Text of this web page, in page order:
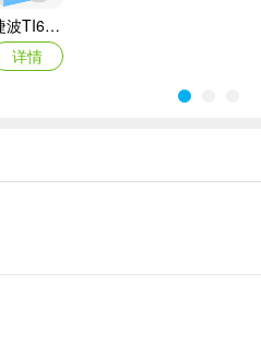
捷波TI61AG-A主板BIOS
详情
Canon佳能 PowerShot A310 WIA驱动